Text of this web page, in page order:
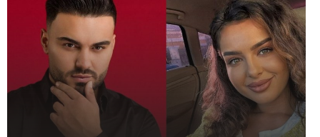
După ce DJ-ul Vitor Bayma a oprit muzica, cei
prezenți au observat că intervenția părinților lor
a perturbat spectacolul. Acesta a fost punctul de
plecare al conflictului. Potrivit martorilor oculari,
situația a escaladat când tatăl a încercat să-l dea
afară pe DJ de la eveniment.